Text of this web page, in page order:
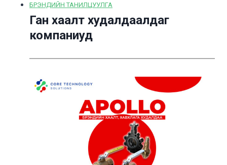
БРЭНДИЙН ТАНИЛЦУУЛГА
Ган хаалт худалдаалдаг
компаниуд